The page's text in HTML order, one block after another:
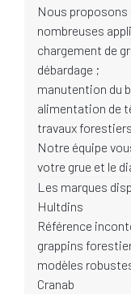
Nous proposons
nombreuses
chargement de
débardage ;
manutention du
alimentation de
travaux
Notre équipe
votre grue et le
Les marques
Hultdins
Référence
grappins
modèles
Cranab